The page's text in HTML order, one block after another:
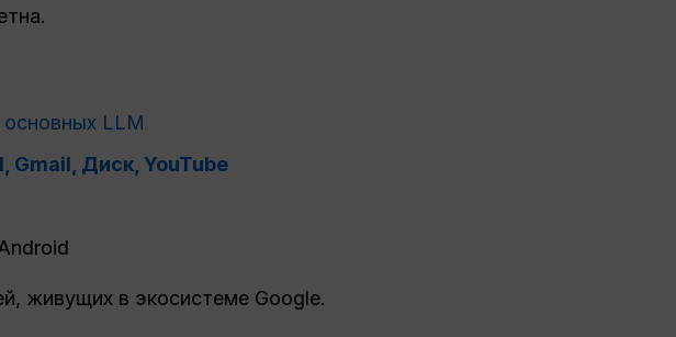
LLM
Gmail, Диск, YouTube
живущих в экосистеме Google.